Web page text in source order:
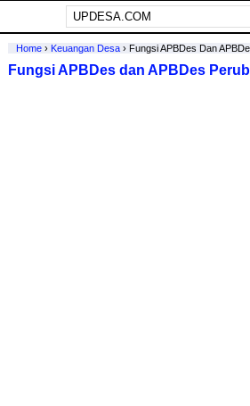
Home› Keuangan Desa› Fungsi APBDes Dan
Fungsi APBDes dan APBDes